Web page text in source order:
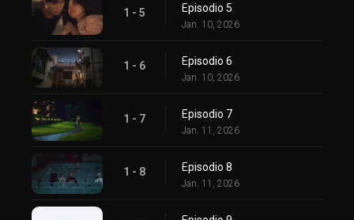
1 - 5 Episodio 5
Jan. 10, 2026
1 - 6 Episodio 6
Jan. 10, 2026
1 - 7 Episodio 7
Jan. 11, 2026
1 - 8 Episodio 8
Jan. 11, 2026